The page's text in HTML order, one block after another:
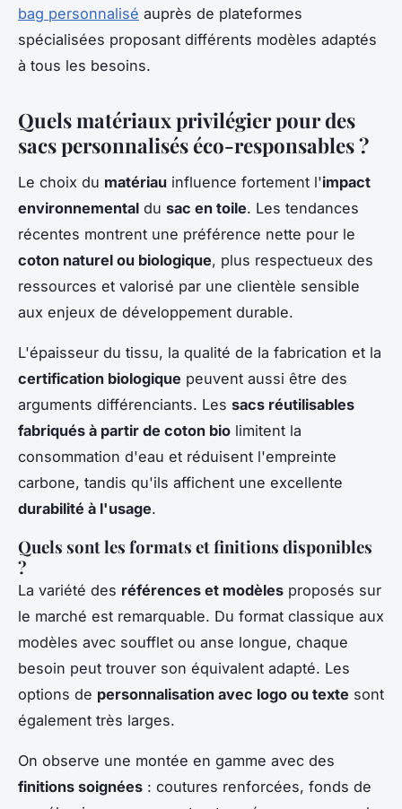
bag personnalisé auprès de plateformes
spécialisées proposant différents modèles adaptés
à tous les besoins.
Quels matériaux privilégier pour des
sacs personnalisés éco-responsables ?
Le choix du matériau influence fortement l'impact
environnemental du sac en toile. Les tendances
récentes montrent une préférence nette pour le
coton naturel ou biologique, plus respectueux des
ressources et valorisé par une clientèle sensible
aux enjeux de développement durable.
L'épaisseur du tissu, la qualité de la fabrication et la
certification biologique peuvent aussi être des
arguments différenciants. Les sacs réutilisables
fabriqués à partir de coton bio limitent la
consommation d'eau et réduisent l'empreinte
carbone, tandis qu'ils affichent une excellente
durabilité à l'usage.
Quels sont les formats et finitions disponibles
?
La variété des références et modèles proposés sur
le marché est remarquable. Du format classique aux
modèles avec soufflet ou anse longue, chaque
besoin peut trouver son équivalent adapté. Les
options de personnalisation avec logo ou texte sont
également très larges.
On observe une montée en gamme avec des
finitions soignées : coutures renforcées, fonds de